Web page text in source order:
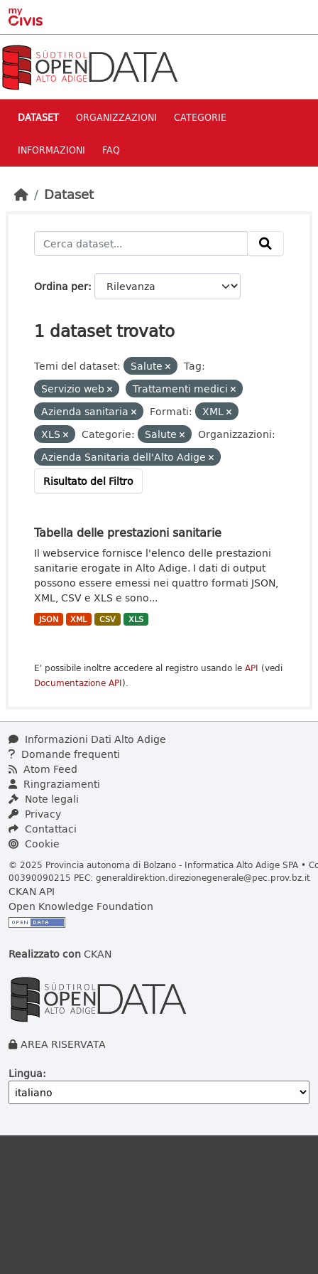
Skip to main content
DATASET ORGANIZZAZIONI CATEGORIE
INFORMAZIONI FAQ
Dataset
Ordina per
1 dataset trovato
Temi del dataset: Salute
Tag:
Servizio web
Trattamenti medici
Azienda sanitaria
Formati:
XML
XLS
Categorie: Salute
Organizzazioni:
Azienda Sanitaria dell'Alto Adige
Risultato del Filtro
Tabella delle prestazioni sanitarie
Il webservice fornisce l'elenco delle prestazioni
sanitarie erogate in Alto Adige. I dati di output
possono essere emessi nei quattro formati JSON,
XML, CSV e XLS e sono...
JSON XML CSV XLS
E' possibile inoltre accedere al registro usando le API (vedi
Documentazione API).
Informazioni Dati Alto Adige
Domande frequenti
Atom Feed
Ringraziamenti
Note legali
Privacy
Contattaci
Cookie
© 2025 Provincia autonoma di Bolzano - Informatica Alto Adige SPA •
00390090215 PEC: generaldirektion.direzionegenerale@pec.prov.bz.it
CKAN API
Open Knowledge Foundation
Realizzato conCKAN
AREA RISERVATA
Lingua